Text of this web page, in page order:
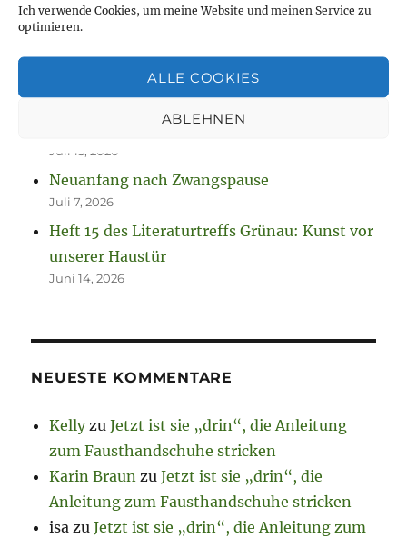
Ich verwende Cookies, um meine Website und meinen Service zu
optimieren.
ALLE COOKIES
ABLEHNEN
Fausthandschuhe stricken
Neue Projekte und viel zu werkeln
August 2, 2026
So spannend kann Leben sein.
Juli 13, 2026
Neuanfang nach Zwangspause
Juli 7, 2026
Heft 15 des Literaturtreffs Grünau: Kunst vor
unserer Haustür
Juni 14, 2026
NEUESTE KOMMENTARE
KellyzuJetzt ist sie „drin“, die Anleitung
zum Fausthandschuhe stricken
Karin Braun zuJetzt ist sie „drin“, die
Anleitung zum Fausthandschuhe stricken
isa zuJetzt ist sie „drin“, die Anleitung zum